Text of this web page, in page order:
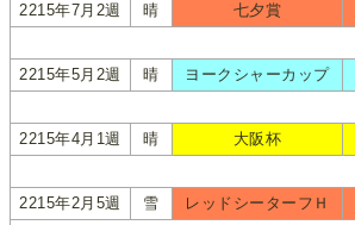
2215年7月2週 晴 七夕賞
2215年5月2週 晴 ヨークシャーカップ
2215年4月1週 晴 大阪杯
2215年2月5週 雪 レッドシーターフＨ